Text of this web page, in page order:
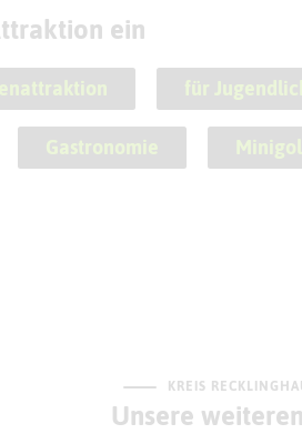
ein
für
Gastronomie
KREIS
Unsere